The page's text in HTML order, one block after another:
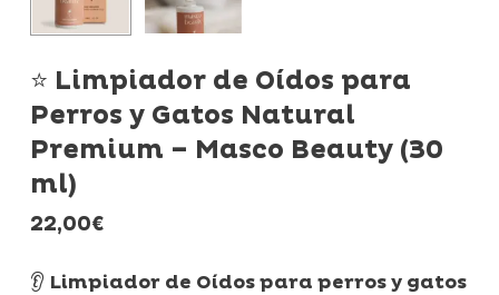
⭐ Limpiador de Oídos para
Perros y Gatos Natural
Premium – Masco Beauty (30
ml)
22,00€
👂 Limpiador de Oídos para perros y gatos